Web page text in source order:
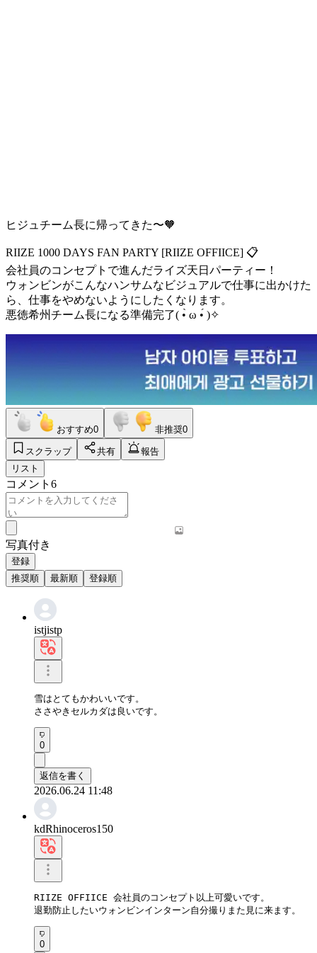
ヒジュチーム長に帰ってきた〜🧡
RIIZE 1000 DAYS FAN PARTY [RIIZE OFFIICE] 📋
会社員のコンセプトで進んだライズ天日パーティー！
ウォンビンがこんなハンサムなビジュアルで仕事に出かけた
ら、仕事をやめないようにしたくなります。
悪徳希州チーム長になる準備完了( •̀ ω •́ )✧
おすすめ0 非推奨0
スクラップ 共有
報告
リスト
コメント 6
写真付き
登録
推奨順
最新順 登録順
istjistp
雪はとてもかわいいです。
ささやきセルカダは良いです。
0
返信を書く
2026.06.24 11:48
kdRhinoceros150
RIIZE OFFIICE 会社員のコンセプト以上可愛いです。
退勤防止したいウォンビンインターン自分撮りまた見に来ます。
0